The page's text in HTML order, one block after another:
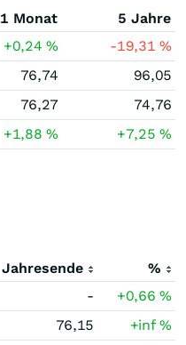
1 Monat
5 Jahre
+0,24% -19,31%
76,74
96,05
76,27
74,76
+1,88% +7,25%
Jahresende
%
- +0,66%
76,15 +inf%